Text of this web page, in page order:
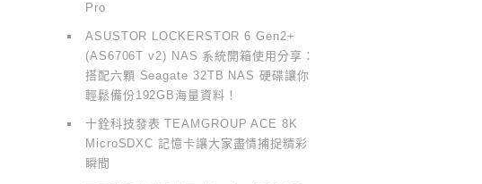
Pro
ASUSTOR LOCKERSTOR 6 Gen2+
(AS6706T v2) NAS 系統開箱使用分享：
搭配六顆 Seagate 32TB NAS 硬碟讓你
輕鬆備份192GB海量資料！
十銓科技發表 TEAMGROUP ACE 8K
MicroSDXC 記憶卡讓大家盡情捕捉精彩
瞬間